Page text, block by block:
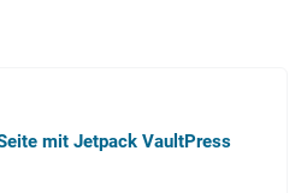
mit Jetpack VaultPress